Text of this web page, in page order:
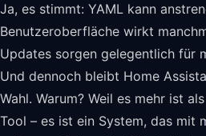
Ja, es stimmt: YAML kann
Benutzeroberfläche wirkt
Updates sorgen gelegentlich für
Und dennoch bleibt Home
Wahl. Warum? Weil es mehr ist
Tool – es ist ein System, das mit